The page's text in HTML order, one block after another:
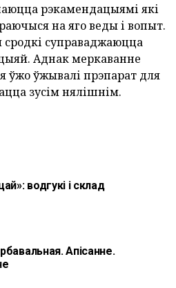
рэкамендацыямі які
на яго веды і вопыт.
сродкі суправаджаюцца
Аднак меркаванне
ўжо ўжывалі прэпарат для
зусім нялішнім.
водгукі і склад
Апісанне.